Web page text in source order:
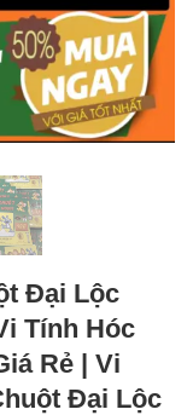
Đại Lộc
Tính Hóc
Rẻ | Vi
Đại Lộc